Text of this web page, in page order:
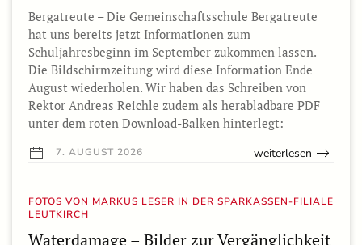
Bergatreute – Die Gemeinschaftsschule Bergatreute
hat uns bereits jetzt Informationen zum
Schuljahresbeginn im September zukommen lassen.
Die Bildschirmzeitung wird diese Information Ende
August wiederholen. Wir haben das Schreiben von
Rektor Andreas Reichle zudem als herabladbare PDF
unter dem roten Download-Balken hinterlegt:
7. AUGUST 2026 weiterlesen
FOTOS VON MARKUS LESER IN DER SPARKASSEN-FILIALE
LEUTKIRCH
Waterdamage – Bilder zur Vergänglichkeit